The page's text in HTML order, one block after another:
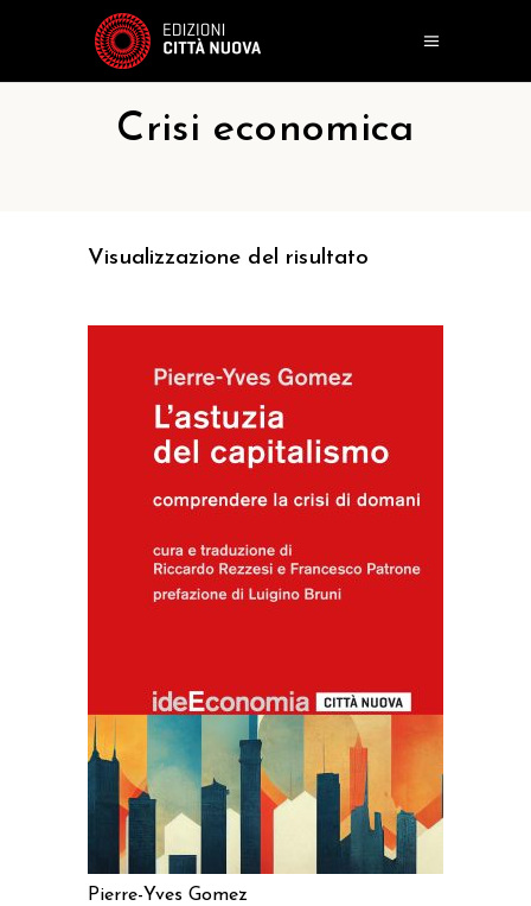
Crisi economica
Visualizzazione del risultato
AGGIUNGI AL CARRELLO
Pierre-Yves Gomez